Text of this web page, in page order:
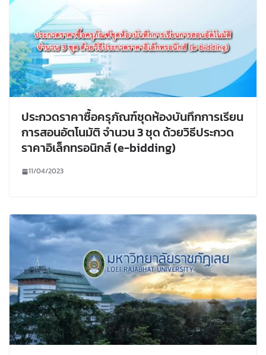
ประกวดราคาซื้อครุภัณฑ์ชุดห้องบันทึกการเรียน
การสอนอัตโนมัติ จำนวน 3 ชุด ด้วยวิธีประกวด
ราคาอิเล็กทรอนิกส์ (e-bidding)
11/04/2023